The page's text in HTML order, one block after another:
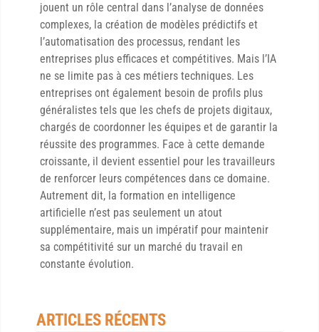
jouent un rôle central dans l’analyse de données
complexes, la création de modèles prédictifs et
l’automatisation des processus, rendant les
entreprises plus efficaces et compétitives. Mais l’IA
ne se limite pas à ces métiers techniques. Les
entreprises ont également besoin de profils plus
généralistes tels que les chefs de projets digitaux,
chargés de coordonner les équipes et de garantir la
réussite des programmes. Face à cette demande
croissante, il devient essentiel pour les travailleurs
de renforcer leurs compétences dans ce domaine.
Autrement dit, la formation en intelligence
artificielle n’est pas seulement un atout
supplémentaire, mais un impératif pour maintenir
sa compétitivité sur un marché du travail en
constante évolution.
ARTICLES RÉCENTS